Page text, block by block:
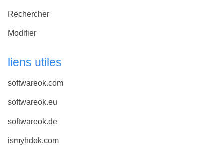
Rechercher
Modifier
liens utiles
softwareok.com
softwareok.eu
softwareok.de
ismyhdok.com